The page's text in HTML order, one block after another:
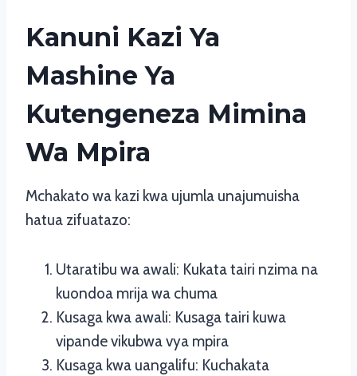
Kanuni Kazi Ya
Mashine Ya
Kutengeneza Mimina
Wa Mpira
Mchakato wa kazi kwa ujumla unajumuisha
hatua zifuatazo:
Utaratibu wa awali: Kukata tairi nzima na
kuondoa mrija wa chuma
Kusaga kwa awali: Kusaga tairi kuwa
vipande vikubwa vya mpira
Kusaga kwa uangalifu: Kuchakata